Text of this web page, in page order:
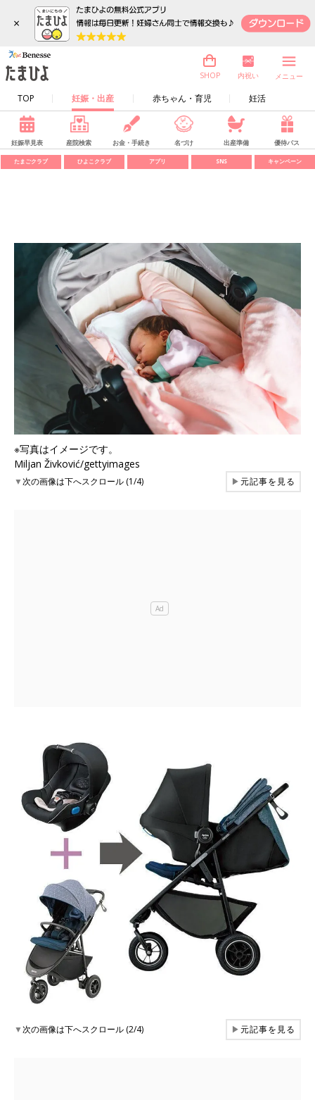
×
TOP 妊娠・出産 赤ちゃん・育児 妊活
SHOP 内祝い メニュー
妊娠早見表 産院検索 お金・手続き 名づけ 出産準備 優待パス
たまごクラブ ひよこクラブ アプリ SNS キャンペーン
※写真はイメージです。
Miljan Živković/gettyimages
▼次の画像は下へスクロール (1/4) ▶元記事を見る
▼次の画像は下へスクロール (2/4) ▶元記事を見る